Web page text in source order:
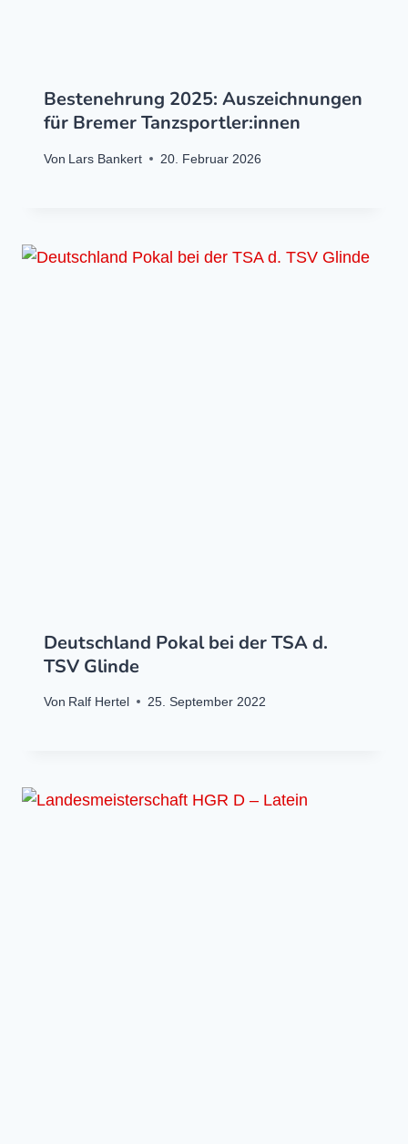
Bestenehrung 2025: Auszeichnungen
für Bremer Tanzsportler:innen
Von Lars Bankert 20. Februar 2026
Deutschland Pokal bei der TSA d.
TSV Glinde
Von Ralf Hertel 25. September 2022